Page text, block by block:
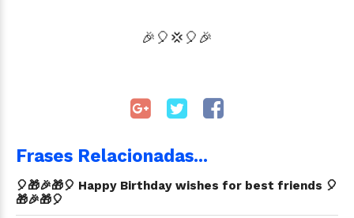
🎉🎈💢 🎈 🎉
Frases Relacionadas...
🎈🎁🎉🎁🎈 Happy Birthday wishes for best friends 🎈
🎁🎉🎁🎈